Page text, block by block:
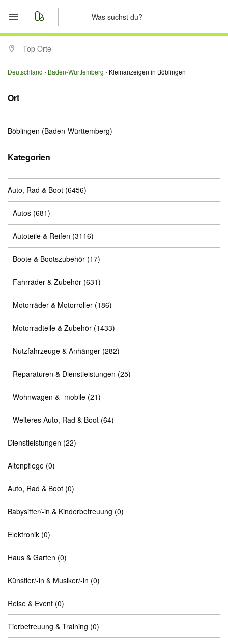
Start
Merkliste
Anzeige aufgeben
Top Orte
Deutschland Baden-Württemberg Kleinanzeigen in Böblingen
Ort
Böblingen (Baden-Württemberg)
Kategorien
Auto, Rad & Boot (6456)
Autos (681)
Autoteile & Reifen (3116)
Boote & Bootszubehör (17)
Fahrräder & Zubehör (631)
Motorräder & Motorroller (186)
Motorradteile & Zubehör (1433)
Nutzfahrzeuge & Anhänger (282)
Reparaturen & Dienstleistungen (25)
Wohnwagen & -mobile (21)
Weiteres Auto, Rad & Boot (64)
Dienstleistungen (22)
Altenpflege (0)
Auto, Rad & Boot (0)
Babysitter/-in & Kinderbetreuung (0)
Elektronik (0)
Haus & Garten (0)
Künstler/-in & Musiker/-in (0)
Reise & Event (0)
Tierbetreuung & Training (0)